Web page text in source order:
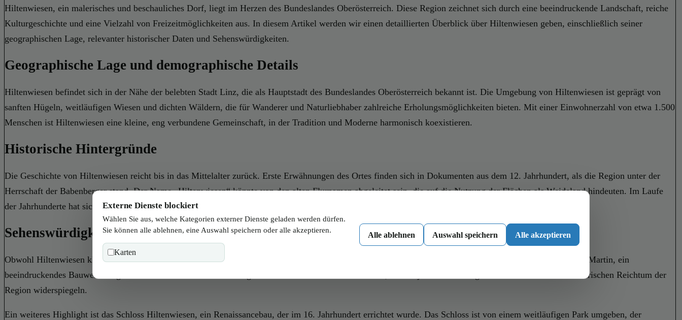
Hiltenwiesen, ein malerisches und beschauliches Dorf, liegt im Herzen des Bundeslandes Oberösterreich. Diese Region zeichnet sich durch eine beeindruckende Landschaft, reiche
Kulturgeschichte und eine Vielzahl von Freizeitmöglichkeiten aus. In diesem Artikel werden wir einen detaillierten Überblick über Hiltenwiesen geben, einschließlich seiner
geographischen Lage, relevanter historischer Daten und Sehenswürdigkeiten.
Geographische Lage und demographische Details
Hiltenwiesen befindet sich in der Nähe der belebten Stadt Linz, die als Hauptstadt des Bundeslandes Oberösterreich bekannt ist. Die Umgebung von Hiltenwiesen ist geprägt von
sanften Hügeln, weitläufigen Wiesen und dichten Wäldern, die für Wanderer und Naturliebhaber zahlreiche Erholungsmöglichkeiten bieten. Mit einer Einwohnerzahl von etwa 1.500
Menschen ist Hiltenwiesen eine kleine, eng verbundene Gemeinschaft, in der Tradition und Moderne harmonisch koexistieren.
Historische Hintergründe
Die Geschichte von Hiltenwiesen reicht bis in das Mittelalter zurück. Erste Erwähnungen des Ortes finden sich in Dokumenten aus dem 12. Jahrhundert, als die Region unter der
Herrschaft der Babenberger stand. Der Name „Hiltenwiesen“ könnte von den alten Flurnamen abgeleitet sein, die auf die Nutzung der Flächen als Weideland hindeuten. Im Laufe
der Jahrhunderte hat sich die Gemeinde stetig entwickelt und dabei ihren ländlichen Charme bewahrt.
Sehenswürdigkeiten in Hiltenwiesen
Obwohl Hiltenwiesen klein ist, bietet es eine Vielzahl von Sehenswürdigkeiten, die einen Besuch lohnen. Ein zentraler Punkt des Ortes ist die Pfarrkirche St. Martin, ein
beeindruckendes Bauwerk im gotischen Stil. Die Kirche beherbergt wertvolle Kunstwerke und Fresken, die die jahrhundertelange Geschichte und den künstlerischen Reichtum der
Region widerspiegeln.
Ein weiteres Highlight ist das Schloss Hiltenwiesen, ein Renaissancebau, der im 16. Jahrhundert errichtet wurde. Das Schloss ist von einem weitläufigen Park umgeben, der
Externe Dienste blockiert
Wählen Sie aus, welche Kategorien externer Dienste geladen werden dürfen.
Sie können alle ablehnen, eine Auswahl speichern oder alle akzeptieren.
Karten
Alle ablehnen Auswahl speichern Alle akzeptieren